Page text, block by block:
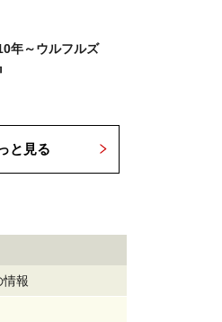
年～ウルフルズ
と見る
情報